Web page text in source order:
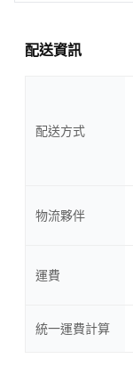
配送資訊
配送方式
物流夥伴
運費
統一運費計算